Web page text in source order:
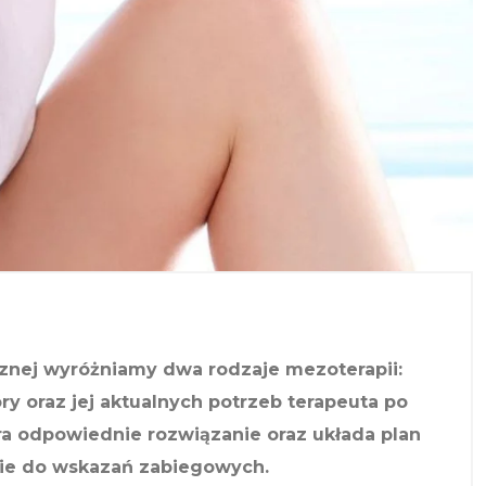
wyróżniamy dwa rodzaje mezoterapii:
oraz jej aktualnych potrzeb terapeuta po
rozwiązanie oraz układa plan
do wskazań zabiegowych.